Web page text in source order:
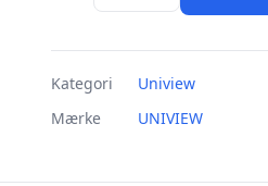
Kategori
Uniview
Mærke
UNIVIEW